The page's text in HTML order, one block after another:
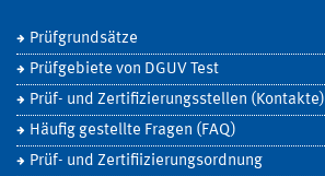
Prüfgrundsätze
Prüfgebiete von DGUV Test
Prüf- und Zertifizierungsstellen (Kontakte)
Häufig gestellte Fragen (FAQ)
Prüf- und Zertifiizierungsordnung